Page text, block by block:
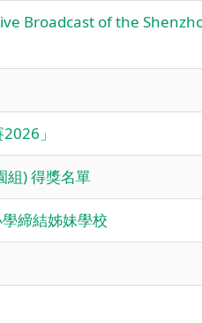
Broadcast of the
」
組) 得獎名單
締結姊妹學校